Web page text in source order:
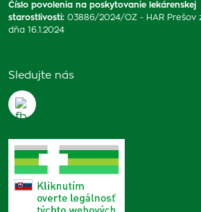
Číslo povolenia na poskytovanie lekárenskej
starostlivosti: 03886/2024/OZ - HAR Prešov
dňa 16.1.2024
Sledujte nás